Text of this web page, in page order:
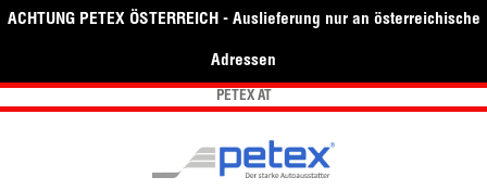
ACHTUNG PETEX ÖSTERREICH - Auslieferung nur an österreichische
Adressen
PETEX AT